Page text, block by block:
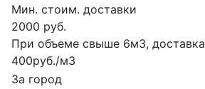
Мин. стоим. доставки
2000 руб.
При объеме свыше 6м3, доставка
400руб./м3
За город